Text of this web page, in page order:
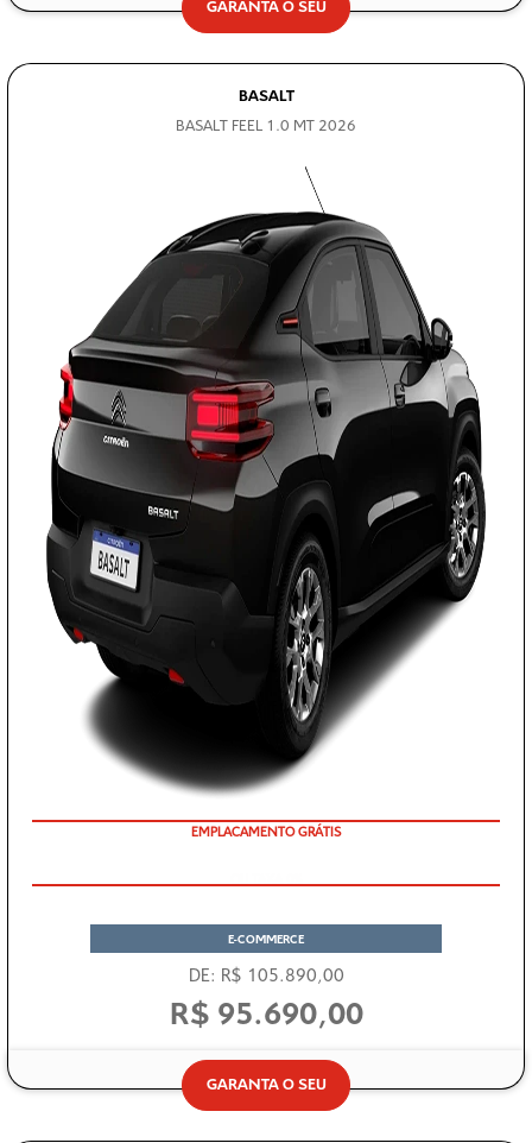
GARANTA O SEU
BASALT
BASALT FEEL 1.0 MT 2026
PRONTA ENTREGA +
E-COMMERCE
DE: R$ 105.890,00
R$ 95.690,00
GARANTA O SEU